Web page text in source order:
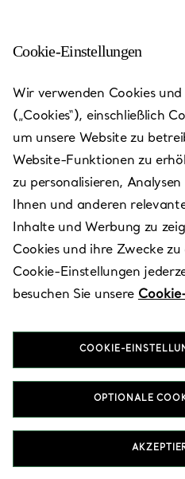
Wailea - The
Wailea
Heute bis 20:00
Verfügbare Leistungen
3750 Wailea Alanui Drive ,Kihei
(808) 891-9226
Cookie-Einstellungen
Wir verwenden Cookies
(„Cookies“), einschließlich
um unsere Website zu
Website-Funktionen zu
zu personalisieren,
Ihnen und anderen
Inhalte und Werbung zu
Cookies und ihre Zwecke
Cookie-Einstellungen
besuchen Sie unsere
COOKIE-
OPTIONALE